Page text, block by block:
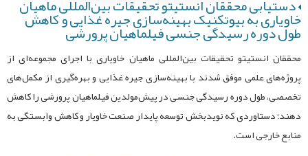
دستیابی محققان انستیتو تحقیقات بین‌المللی ماهیان
خاویاری به بیوتکنیک بهینه‌سازی جیره غذایی و کاهش
طول دوره رسیدگی جنسی فیلماهیان پرورشی
محققان انستیتو تحقیقات بین‌المللی ماهیان خاویاری با اجرای مجموعه‌ای از
پروژه‌های علمی موفق شدند با بهینه‌سازی جیره غذایی و بهره‌گیری از مکمل‌های
تخصصی، طول دوره رسیدگی جنسی در پیش‌مولدین فیلماهیان پرورشی را کاهش
دهند؛ دستاوردی که نویدبخش توسعه پایدار صنعت خاویار و کاهش وابستگی به
منابع خارجی است.